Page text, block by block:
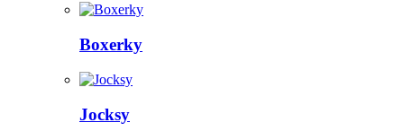
Boxerky
Jocksy